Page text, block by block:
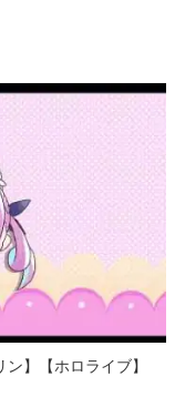
】【ホロライブ】